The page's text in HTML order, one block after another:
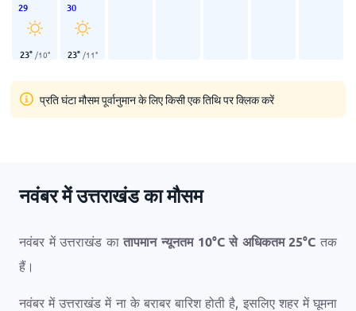
29
23° /10°
30
23° /11°
प्रति घंटा मौसम पूर्वानुमान के लिए किसी एक तिथि पर क्लिक करें
नवंबर में उत्तराखंड का मौसम
नवंबर में उत्तराखंड कातापमान न्यूनतम 10°Cसे अधिकतम25°C तक
हैं।
नवंबर में उत्तराखंड में ना के बराबर बारिश होती है, इसलिए शहर में घूमना